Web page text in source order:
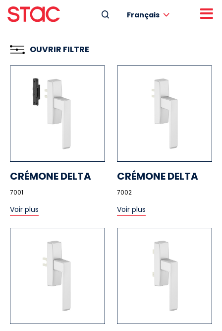
Français
OUVRIR FILTRE
CRÉMONE DELTA
7001
Voir plus
CRÉMONE DELTA
7002
Voir plus